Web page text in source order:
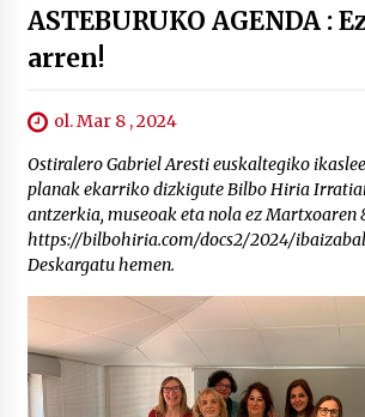
ASTEBURUKO AGENDA :
arren!
ol. Mar 8 , 2024
Ostiralero Gabriel Aresti euskaltegiko
planak ekarriko dizkigute Bilbo Hiria
antzerkia, museoak eta nola ez Martxoaren
https://bilbohiria.com/docs2/2024/
Deskargatu hemen.